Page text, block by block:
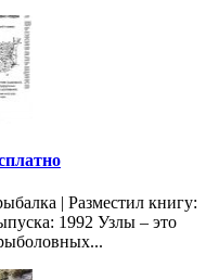
| Разместил книгу:
1992 Узлы – это